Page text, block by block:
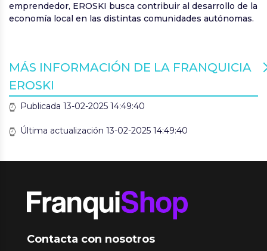
emprendedor, EROSKI busca contribuir al desarrollo de la
economía local en las distintas comunidades autónomas.
MÁS INFORMACIÓN DE LA FRANQUICIA
EROSKI
Publicada 13-02-2025 14:49:40
Última actualización 13-02-2025 14:49:40
Contacta con nosotros